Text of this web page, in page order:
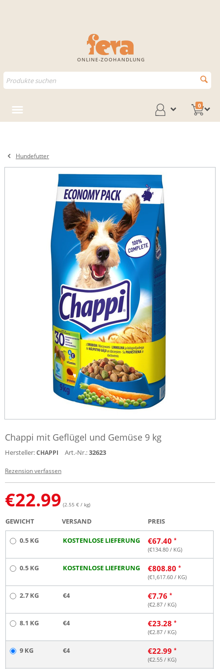
ONLINE-ZOOHANDLUNG
0
Hundefutter
Chappi mit Geflügel und Gemüse 9 kg
Hersteller:CHAPPI Art.-Nr.:32623
Rezension verfassen
€22.99 (2.55 € / kg)
GEWICHT VERSAND PREIS
0.5 KG KOSTENLOSE LIEFERUNG €67.40
(€134.80 / KG)
0.5 KG KOSTENLOSE LIEFERUNG €808.80
(€1,617.60 / KG)
2.7 KG €4 €7.76
(€2.87 / KG)
8.1 KG €4 €23.28
(€2.87 / KG)
9 KG €4 €22.99
(€2.55 / KG)